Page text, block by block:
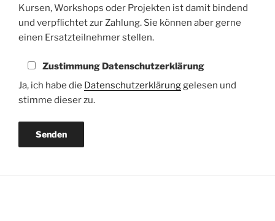
Kursen, Workshops oder Projekten ist damit bindend
und verpflichtet zur Zahlung. Sie können aber gerne
einen Ersatzteilnehmer stellen.
Zustimmung Datenschutzerklärung
Ja, ich habe die Datenschutzerklärunggelesen und
stimme dieser zu.